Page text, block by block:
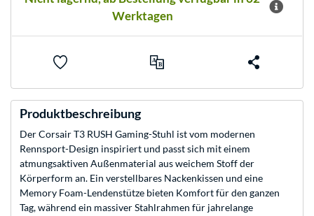
Werktagen
Produktbeschreibung
Der Corsair T3 RUSH Gaming-Stuhl ist vom modernen
Rennsport-Design inspiriert und passt sich mit einem
atmungsaktiven Außenmaterial aus weichem Stoff der
Körperform an. Ein verstellbares Nackenkissen und eine
Memory Foam-Lendenstütze bieten Komfort für den ganzen
Tag, während ein massiver Stahlrahmen für jahrelange